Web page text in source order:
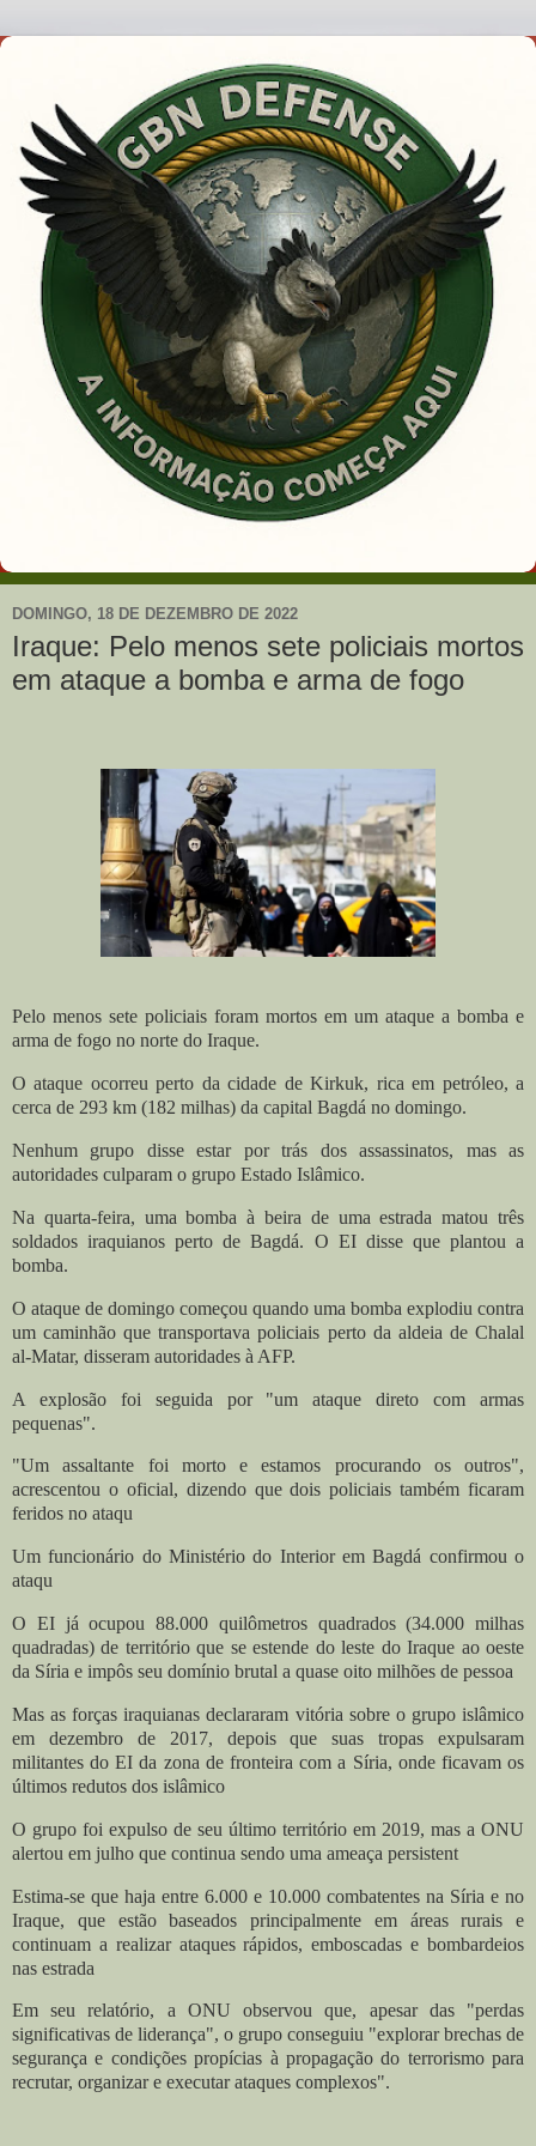
DOMINGO, 18 DE DEZEMBRO DE 2022
Iraque: Pelo menos sete policiais mortos
em ataque a bomba e arma de fogo
Pelo menos sete policiais foram mortos em um ataque a bomba e
arma de fogo no norte do Iraque.
O ataque ocorreu perto da cidade de Kirkuk, rica em petróleo, a
cerca de 293 km (182 milhas) da capital Bagdá no domingo.
Nenhum grupo disse estar por trás dos assassinatos, mas as
autoridades culparam o grupo Estado Islâmico.
Na quarta-feira, uma bomba à beira de uma estrada matou três
soldados iraquianos perto de Bagdá. O EI disse que plantou a
bomba.
O ataque de domingo começou quando uma bomba explodiu contra
um caminhão que transportava policiais perto da aldeia de Chalal
al-Matar, disseram autoridades à AFP.
A explosão foi seguida por "um ataque direto com armas
pequenas".
"Um assaltante foi morto e estamos procurando os outros",
acrescentou o oficial, dizendo que dois policiais também ficaram
feridos no ataqu
Um funcionário do Ministério do Interior em Bagdá confirmou o
ataqu
O EI já ocupou 88.000 quilômetros quadrados (34.000 milhas
quadradas) de território que se estende do leste do Iraque ao oeste
da Síria e impôs seu domínio brutal a quase oito milhões de pessoa
Mas as forças iraquianas declararam vitória sobre o grupo islâmico
em dezembro de 2017, depois que suas tropas expulsaram
militantes do EI da zona de fronteira com a Síria, onde ficavam os
últimos redutos dos islâmico
O grupo foi expulso de seu último território em 2019, mas a ONU
alertou em julho que continua sendo uma ameaça persistent
Estima-se que haja entre 6.000 e 10.000 combatentes na Síria e no
Iraque, que estão baseados principalmente em áreas rurais e
continuam a realizar ataques rápidos, emboscadas e bombardeios
nas estrada
Em seu relatório, a ONU observou que, apesar das "perdas
significativas de liderança", o grupo conseguiu "explorar brechas de
segurança e condições propícias à propagação do terrorismo para
recrutar, organizar e executar ataques complexos".